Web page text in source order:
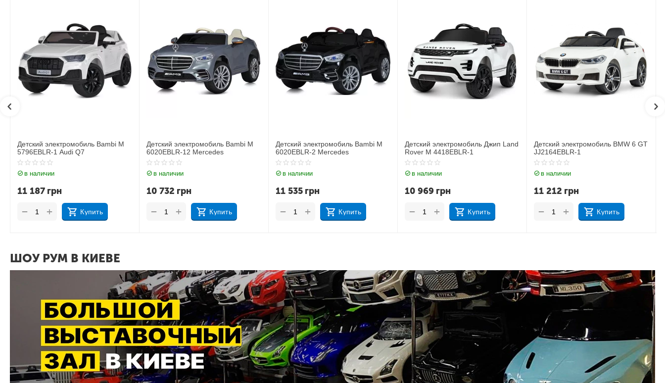
Детский электромобиль Bambi M
6020EBLR-12 Mercedes
в наличии
10 732 грн
Купить
+
−
Детский электромобиль Bambi M
6020EBLR-2 Mercedes
в наличии
11 535 грн
Купить
+
−
Детский электромобиль Джип Land
Rover M 4418EBLR-1
в наличии
10 969 грн
Купить
+
−
Детский электромобиль BMW 6 GT
JJ2164EBLR-1
в наличии
11 212 грн
Купить
+
−
Детский электромобиль Джип
BMW X6M JJ2199EBLR-1
в наличии
17 183 грн
Купить
+
−
ШОУ РУМ В КИЕВЕ